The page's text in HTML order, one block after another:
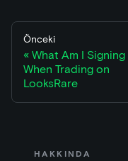
Önceki
What Am I Signing
When Trading on
LooksRare
HAKKINDA